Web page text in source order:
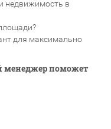
недвижимость в
для максимально
менеджер поможет